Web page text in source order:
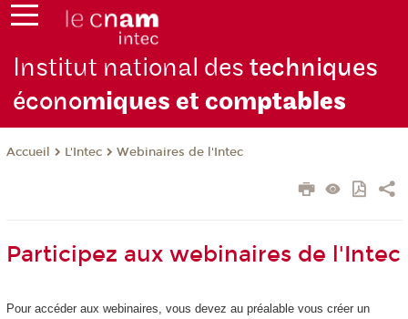
Institut national destechniques
économiques et comptables
Accueil L'Intec Webinaires de l'Intec
Participez aux webinaires de l'Intec
Pour accéder aux webinaires, vous devez au préalable vous créer un